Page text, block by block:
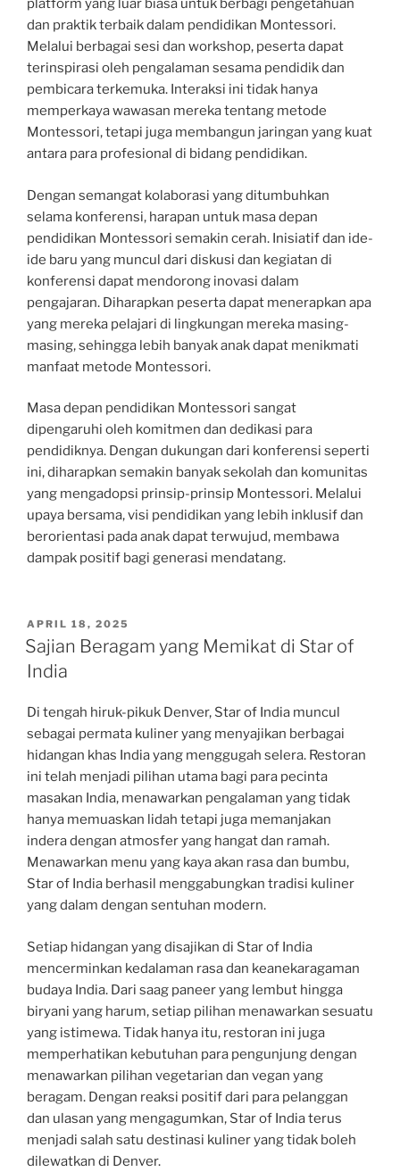
platform yang luar biasa untuk berbagi pengetahuan
dan praktik terbaik dalam pendidikan Montessori.
Melalui berbagai sesi dan workshop, peserta dapat
terinspirasi oleh pengalaman sesama pendidik dan
pembicara terkemuka. Interaksi ini tidak hanya
memperkaya wawasan mereka tentang metode
Montessori, tetapi juga membangun jaringan yang kuat
antara para profesional di bidang pendidikan.
Dengan semangat kolaborasi yang ditumbuhkan
selama konferensi, harapan untuk masa depan
pendidikan Montessori semakin cerah. Inisiatif dan ide-
ide baru yang muncul dari diskusi dan kegiatan di
konferensi dapat mendorong inovasi dalam
pengajaran. Diharapkan peserta dapat menerapkan apa
yang mereka pelajari di lingkungan mereka masing-
masing, sehingga lebih banyak anak dapat menikmati
manfaat metode Montessori.
Masa depan pendidikan Montessori sangat
dipengaruhi oleh komitmen dan dedikasi para
pendidiknya. Dengan dukungan dari konferensi seperti
ini, diharapkan semakin banyak sekolah dan komunitas
yang mengadopsi prinsip-prinsip Montessori. Melalui
upaya bersama, visi pendidikan yang lebih inklusif dan
berorientasi pada anak dapat terwujud, membawa
dampak positif bagi generasi mendatang.
POSTED
ON
APRIL 18, 2025
Sajian Beragam yang Memikat di Star of
India
Di tengah hiruk-pikuk Denver, Star of India muncul
sebagai permata kuliner yang menyajikan berbagai
hidangan khas India yang menggugah selera. Restoran
ini telah menjadi pilihan utama bagi para pecinta
masakan India, menawarkan pengalaman yang tidak
hanya memuaskan lidah tetapi juga memanjakan
indera dengan atmosfer yang hangat dan ramah.
Menawarkan menu yang kaya akan rasa dan bumbu,
Star of India berhasil menggabungkan tradisi kuliner
yang dalam dengan sentuhan modern.
Setiap hidangan yang disajikan di Star of India
mencerminkan kedalaman rasa dan keanekaragaman
budaya India. Dari saag paneer yang lembut hingga
biryani yang harum, setiap pilihan menawarkan sesuatu
yang istimewa. Tidak hanya itu, restoran ini juga
memperhatikan kebutuhan para pengunjung dengan
menawarkan pilihan vegetarian dan vegan yang
beragam. Dengan reaksi positif dari para pelanggan
dan ulasan yang mengagumkan, Star of India terus
menjadi salah satu destinasi kuliner yang tidak boleh
dilewatkan di Denver.